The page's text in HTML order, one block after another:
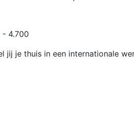
- 4.700
jij je thuis in een internationale